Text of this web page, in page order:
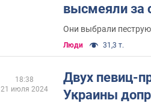
высмеяли за
на свадьбе
Они выбрали
Люди 31,3 т.
Двух певиц-
Украины
18:38
21 июля 2024